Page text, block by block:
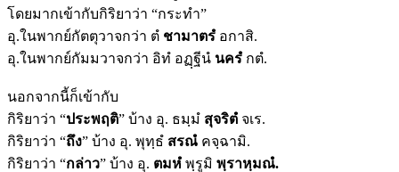
โดยมากเข้ากับกิริยาว่า “กระทำ”
อุ.ในพากย์กัตตุวาจกว่า ตํ ชามาตรํ อกาสิ.
อุ.ในพากย์กัมมวาจกว่า อิทํ อฏฺฐีนํ นครํ กตํ.
นอกจากนี้ก็เข้ากับ
กิริยาว่า “ประพฤติ” บ้าง อุ. ธมฺมํ สุจริตํ จเร.
กิริยาว่า “ถึง” บ้าง อุ. พุทฺธํ สรณํ คจฺฉามิ.
กิริยาว่า “กล่าว” บ้าง อุ. ตมหํ พฺรูมิ พฺราหฺมณํ.